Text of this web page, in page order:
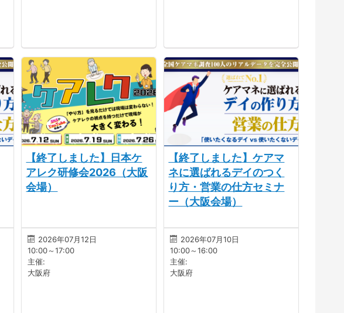
【終了しました】日本ケ
アレク研修会2026（大阪
会場）
2026年07月12日
10:00～17:00
主催:
大阪府
【終了しました】ケアマ
ネに選ばれるデイのつく
り方・営業の仕方セミナ
ー（大阪会場）
2026年07月10日
10:00～16:00
主催:
大阪府